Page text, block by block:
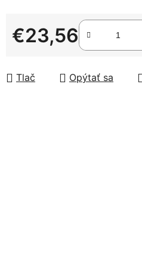
€23,56
Jednotková cena:
Tlač Opýtať sa